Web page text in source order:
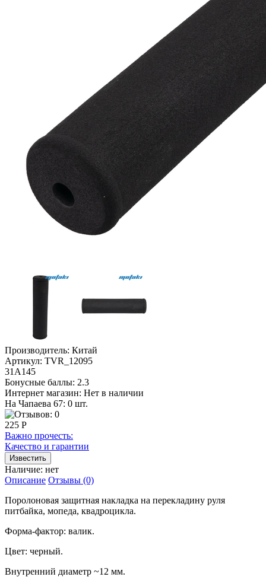
Производитель: Китай
Артикул: TVR_12095
31А145
Бонусные баллы: 2.3
Интернет магазин: Нет в наличии
На Чапаева 67: 0 шт.
225 Р
Важно прочесть:
Качество и гарантии
Наличие: нет
Описание Отзывы (0)
Поролоновая защитная накладка на перекладину руля
питбайка, мопеда, квадроцикла.
Форма-фактор: валик.
Цвет: черный.
Внутренний диаметр ~12 мм.